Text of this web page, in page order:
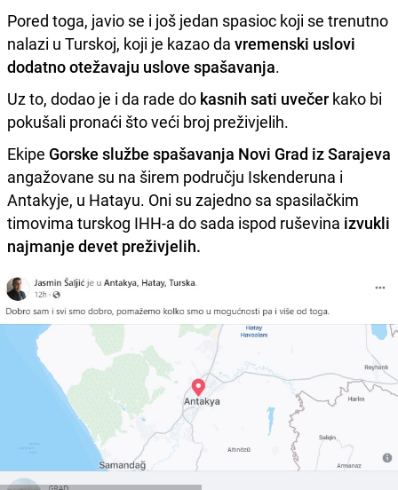
Pored toga, javio se i još jedan spasioc koji se trenutno
nalazi u Turskoj, koji je kazao da vremenski uslovi
dodatno otežavaju uslove spašavanja.
Uz to, dodao je i da rade do kasnih sati uvečer kako bi
pokušali pronaći što veći broj preživjelih.
Ekipe Gorske službe spašavanja Novi Grad iz Sarajeva
angažovane su na širem području Iskenderuna i
Antakyje, u Hatayu. Oni su zajedno sa spasilačkim
timovima turskog IHH-a do sada ispod ruševina izvukli
najmanje devet preživjelih.